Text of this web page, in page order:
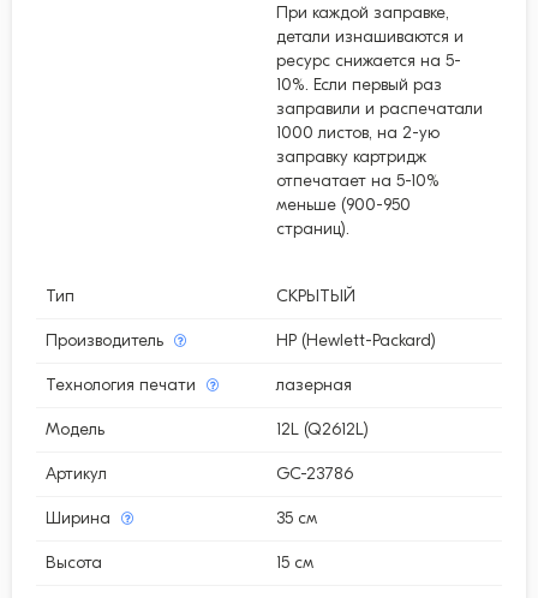
При каждой заправке,
детали изнашиваются и
ресурс снижается на 5-
10%. Если первый раз
заправили и распечатали
1000 листов, на 2-ую
заправку картридж
отпечатает на 5-10%
меньше (900-950
страниц).
Тип СКРЫТЫЙ
Производитель HP (Hewlett-Packard)
Технология печати лазерная
Модель 12L (Q2612L)
Артикул GC-23786
Ширина 35 см
Высота 15 см